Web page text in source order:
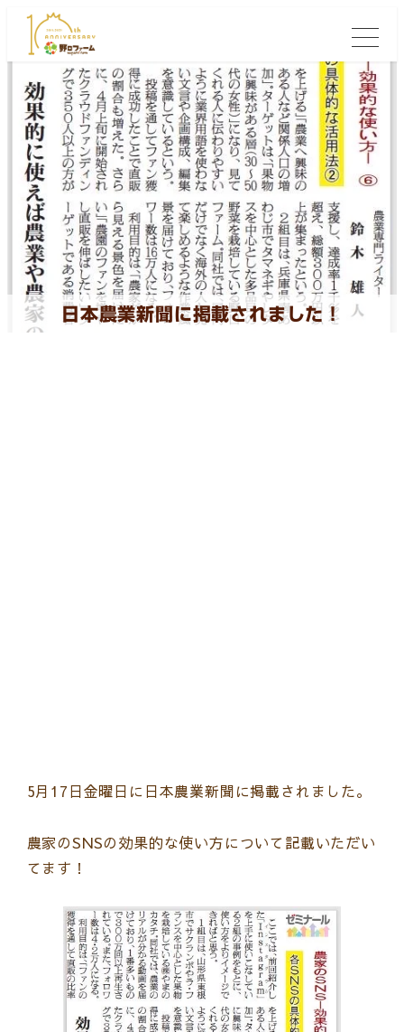
日本農業新聞に掲載されました！
5月17日金曜日に日本農業新聞に掲載されました。
農家のSNSの効果的な使い方について記載いただい
てます！